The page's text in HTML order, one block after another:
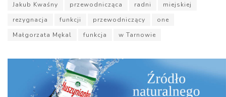
Jakub Kwaśny
przewodnicząca radni
miejskiej
rezygnacja
funkcji przewodniczący
one
Małgorzata Mękal
funkcja w Tarnowie